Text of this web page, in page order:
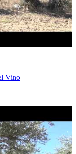
Vino